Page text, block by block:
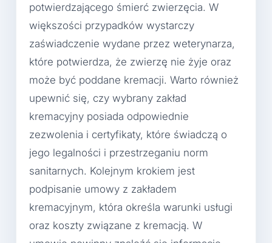
potwierdzającego śmierć zwierzęcia. W
większości przypadków wystarczy
zaświadczenie wydane przez weterynarza,
które potwierdza, że zwierzę nie żyje oraz
może być poddane kremacji. Warto również
upewnić się, czy wybrany zakład
kremacyjny posiada odpowiednie
zezwolenia i certyfikaty, które świadczą o
jego legalności i przestrzeganiu norm
sanitarnych. Kolejnym krokiem jest
podpisanie umowy z zakładem
kremacyjnym, która określa warunki usługi
oraz koszty związane z kremacją. W